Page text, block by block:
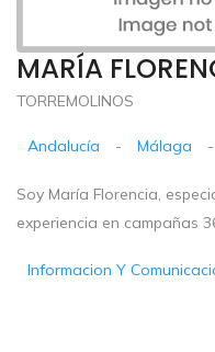
MARÍA
TORREMOLINOS
Andalucía - Málaga -
Soy María Florencia,
experiencia en campañas
Informacion Y